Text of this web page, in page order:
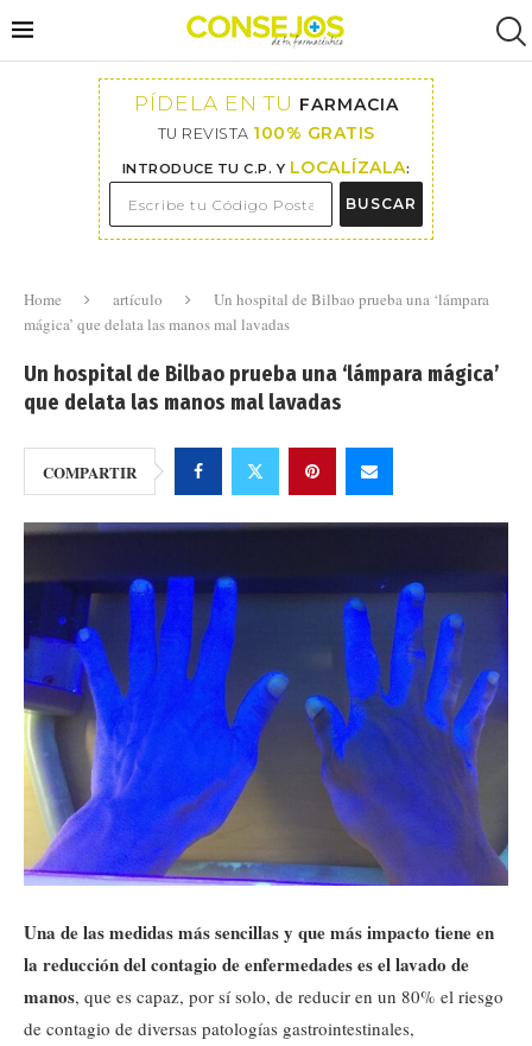
PÍDELA EN TU FARMACIA
TU REVISTA 100% GRATIS
INTRODUCE TU C.P. Y LOCALÍZALA:
BUSCAR
Home artículo
Un hospital de Bilbao prueba una ‘lámpara
mágica’ que delata las manos mal lavadas
Un hospital de Bilbao prueba una ‘lámpara mágica’
que delata las manos mal lavadas
COMPARTIR
Una de las medidas más sencillas y que más impacto tiene en
la reducción del contagio de enfermedades es el lavado de
manos, que es capaz, por sí solo, de reducir en un 80% el riesgo
de contagio de diversas patologías gastrointestinales,